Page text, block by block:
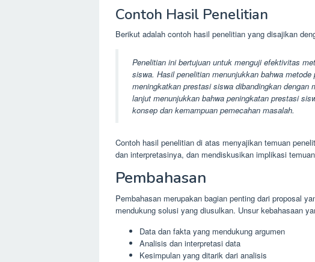
Contoh Hasil Penelitian
Berikut adalah contoh hasil penelitian yang disajikan
Penelitian ini bertujuan untuk menguji efektivitas
siswa. Hasil penelitian menunjukkan bahwa
meningkatkan prestasi siswa dibandingkan
lanjut menunjukkan bahwa peningkatan prestasi
konsep dan kemampuan pemecahan masalah.
Contoh hasil penelitian di atas menyajikan temuan
dan interpretasinya, dan mendiskusikan implikasi
Pembahasan
Pembahasan merupakan bagian penting dari proposal
mendukung solusi yang diusulkan. Unsur kebahasaan
Data dan fakta yang mendukung argumen
Analisis dan interpretasi data
Kesimpulan yang ditarik dari analisis